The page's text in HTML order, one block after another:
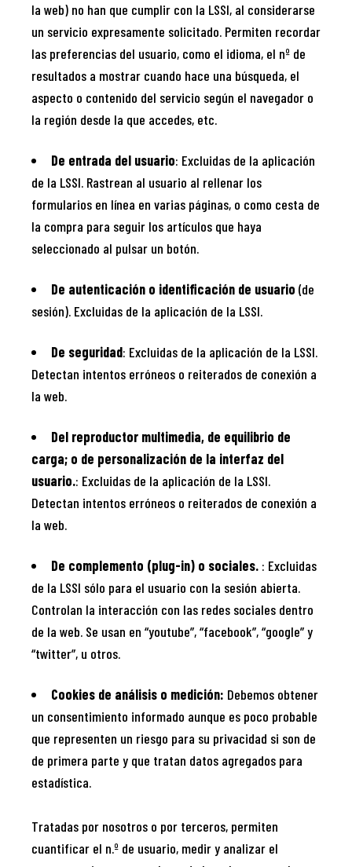
la web) no han que cumplir con la LSSI, al considerarse
un servicio expresamente solicitado. Permiten recordar
las preferencias del usuario, como el idioma, el nº de
resultados a mostrar cuando hace una búsqueda, el
aspecto o contenido del servicio según el navegador o
la región desde la que accedes, etc.
De entrada del usuario: Excluidas de la aplicación
de la LSSI. Rastrean al usuario al rellenar los
formularios en línea en varias páginas, o como cesta de
la compra para seguir los artículos que haya
seleccionado al pulsar un botón.
De autenticación o identificación de usuario (de
sesión). Excluidas de la aplicación de la LSSI.
De seguridad: Excluidas de la aplicación de la LSSI.
Detectan intentos erróneos o reiterados de conexión a
la web.
Del reproductor multimedia, de equilibrio de
carga; o de personalización de la interfaz del
usuario.: Excluidas de la aplicación de la LSSI.
Detectan intentos erróneos o reiterados de conexión a
la web.
De complemento (plug-in) o sociales. : Excluidas
de la LSSI sólo para el usuario con la sesión abierta.
Controlan la interacción con las redes sociales dentro
de la web. Se usan en “youtube”, “facebook”, “google” y
“twitter”, u otros.
Cookies de análisis o medición: Debemos obtener
un consentimiento informado aunque es poco probable
que representen un riesgo para su privacidad si son de
de primera parte y que tratan datos agregados para
estadística.
Tratadas por nosotros o por terceros, permiten
cuantificar el n.º de usuario, medir y analizar el